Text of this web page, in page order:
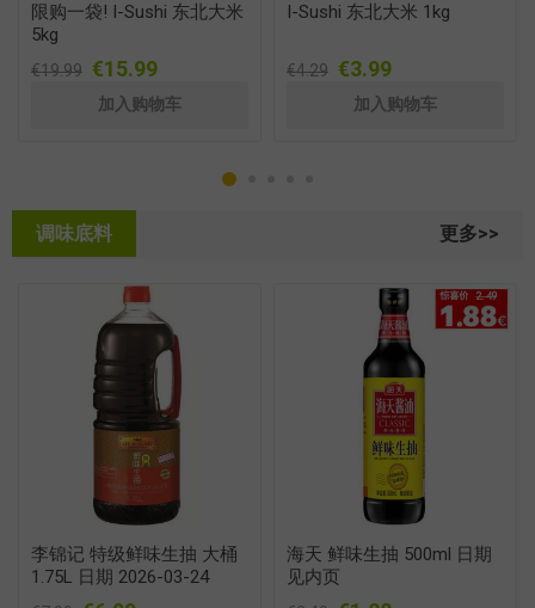
限购一袋! I-Sushi 东北大米
5kg
€19.99 €15.99
I-Sushi 东北大米 1kg
€4.29 €3.99
调味底料 更多>>
李锦记 特级鲜味生抽 大桶
1.75L 日期 2026-03-24
海天 鲜味生抽 500ml 日期
见内页